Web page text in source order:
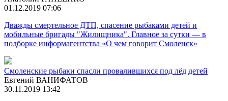
01.12.2019 07:06
Дважды смертельное ДТП, спасение рыбаками детей и
мобильные бригады "Жилищника". Главное за сутки — в
подборке информагентства «О чем говорит Смоленск»
Смоленские рыбаки спасли провалившихся под лёд детей
Евгений ВАНИФАТОВ
30.11.2019 13:42